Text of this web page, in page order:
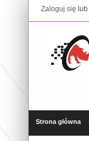
Zaloguj się lub
Strona główna